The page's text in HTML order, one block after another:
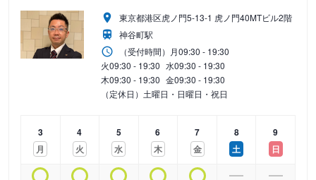
東京都港区虎ノ門5-13-1 虎ノ門40MTビル2階
神谷町駅
（受付時間） 月09:30 - 19:30
火09:30 - 19:30 水09:30 - 19:30
木09:30 - 19:30 金09:30 - 19:30
（定休日）土曜日・日曜日・祝日
3
月
4
火
5
水
6
木
7
金
8
土
9
日